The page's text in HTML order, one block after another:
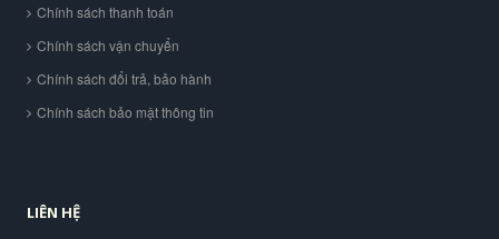
Chính sách thanh toán
Chính sách vận chuyển
Chính sách đổi trả, bảo hành
Chính sách bảo mật thông tin
LIÊN HỆ